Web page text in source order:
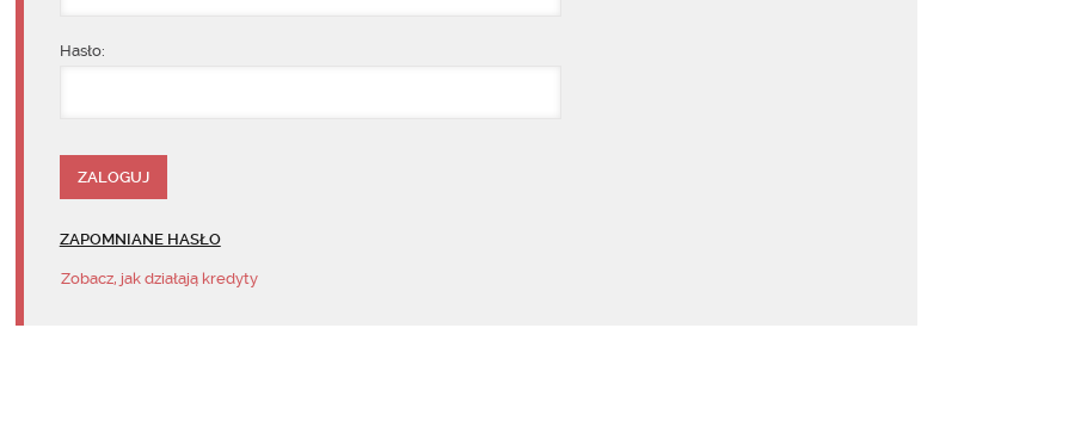
Hasło:
ZAPOMNIANE HASŁO
Zobacz, jak działają kredyty